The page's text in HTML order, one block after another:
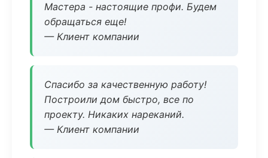
Мастера - настоящие профи. Будем
обращаться еще!
— Клиент компании
Спасибо за качественную работу!
Построили дом быстро, все по
проекту. Никаких нареканий.
— Клиент компании